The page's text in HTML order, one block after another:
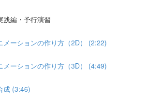
践編・予行演習
メーションの作り方（2D） (2:22)
メーションの作り方（3D） (4:49)
成 (3:46)